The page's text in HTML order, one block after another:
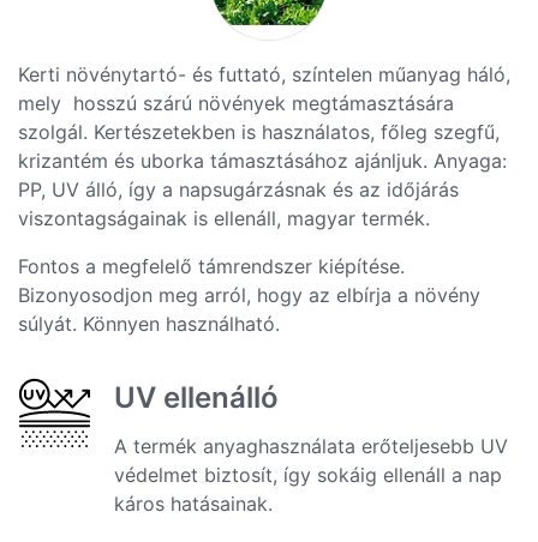
Kerti növénytartó- és futtató, színtelen műanyag háló,
mely hosszú szárú növények megtámasztására
szolgál. Kertészetekben is használatos, főleg szegfű,
krizantém és uborka támasztásához ajánljuk. Anyaga:
PP, UV álló, így a napsugárzásnak és az időjárás
viszontagságainak is ellenáll, magyar termék.
Fontos a megfelelő támrendszer kiépítése.
Bizonyosodjon meg arról, hogy az elbírja a növény
súlyát. Könnyen használható.
UV ellenálló
A termék anyaghasználata erőteljesebb UV
védelmet biztosít, így sokáig ellenáll a nap
káros hatásainak.